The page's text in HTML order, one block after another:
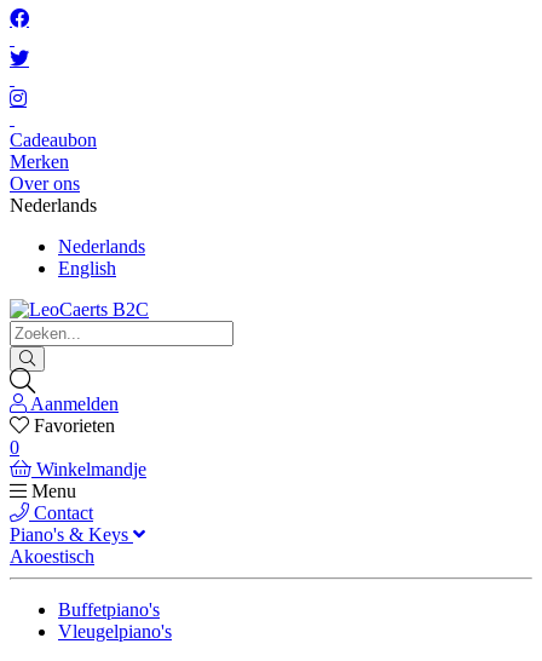
Cadeaubon
Merken
Over ons
Nederlands
Nederlands
English
Aanmelden
Favorieten
0
Winkelmandje
Menu
Contact
Piano's & Keys
Akoestisch
Buffetpiano's
Vleugelpiano's